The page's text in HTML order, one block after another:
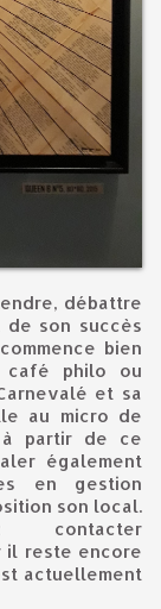
de son succès
bien
café philo ou
et sa
au micro de
à partir de ce
également
en gestion
son local.
il reste encore
actuellement